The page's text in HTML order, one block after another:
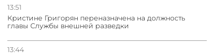
13:51
Кристине Григорян переназначена на должность
главы Службы внешней разведки
13:44